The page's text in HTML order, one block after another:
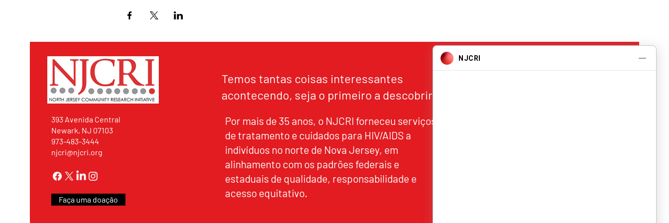
393 Avenida Central
Newark, NJ 07103
973-483-3444
njcri@njcri.org
Faça uma doação
Temos tantas coisas interessantes
acontecendo, seja o primeiro a descobrir!
Por mais de 35 anos, o NJCRI forneceu serviços
de tratamento e cuidados para HIV/AIDS a
indivíduos no norte de Nova Jersey, em
alinhamento com os padrões federais e
estaduais de qualidade, responsabilidade e
acesso equitativo.